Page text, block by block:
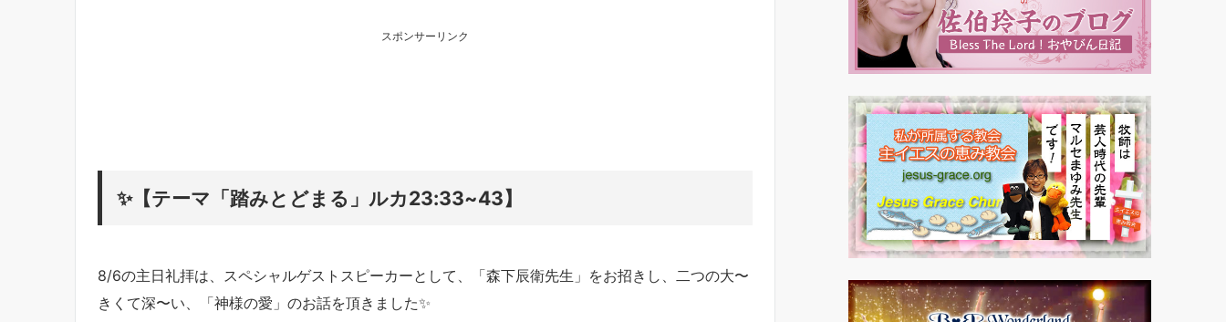
スポンサーリンク
✨【テーマ「踏みとどまる」ルカ23:33~43】
8/6の主日礼拝は、スペシャルゲストスピーカーとして、「森下辰衛先生」をお招きし、二つの大〜
きくて深〜い、「神様の愛」のお話を頂きました✨